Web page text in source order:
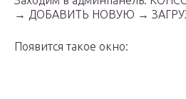
→ ДОБАВИТЬ НОВУЮ →
Появится такое окно: